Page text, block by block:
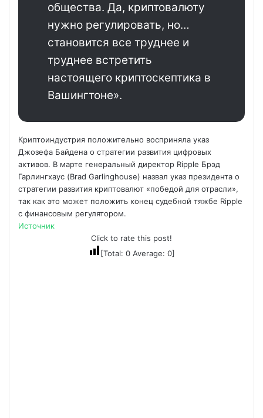
общества. Да, криптовалюту
нужно регулировать, но…
становится все труднее и
труднее встретить
настоящего криптоскептика в
Вашингтоне».
Криптоиндустрия положительно восприняла указ
Джозефа Байдена о стратегии развития цифровых
активов. В марте генеральный директор Ripple Брэд
Гарлингхаус (Brad Garlinghouse) назвал указ президента о
стратегии развития криптовалют «победой для отрасли»,
так как это может положить конец судебной тяжбе Ripple
с финансовым регулятором.
Источник
Click to rate this post!
[Total: 0Average: 0]